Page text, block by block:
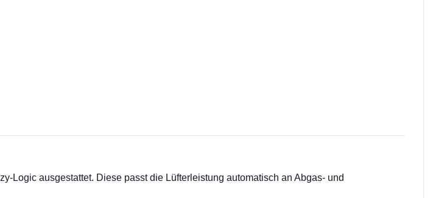
Logic ausgestattet. Diese passt die Lüfterleistung automatisch an Abgas- und